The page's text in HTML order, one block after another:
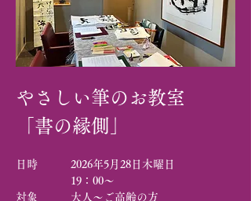
やさしい筆のお教室
「書の縁側」
日時　　　2026年5月28日木曜日
19：00～
対象　　　大人～ご高齢の方